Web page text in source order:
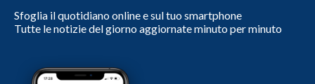
Sfoglia il quotidiano online e sul tuo smartphone
Tutte le notizie del giorno aggiornate minuto per minuto